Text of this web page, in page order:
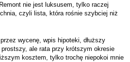
nie jest luksusem, tylko raczej
czyli lista, która rośnie szybciej niż
wycenę, wpis hipoteki, dłuższy
ale rata przy krótszym okresie
kosztem, tylko trochę niepokoi mnie